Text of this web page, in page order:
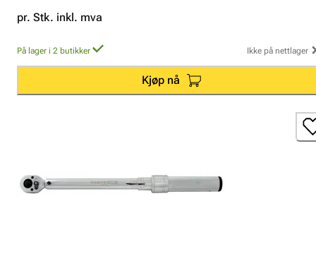
pr. Stk. inkl. mva
På lager i 2 butikker Ikke på nettlager
Kjøp nå